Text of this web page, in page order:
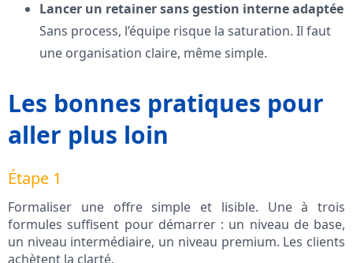
Lancer un retainer sans gestion interne adaptée
Sans process, l’équipe risque la saturation. Il faut
une organisation claire, même simple.
Les bonnes pratiques pour
aller plus loin
Étape 1
Formaliser une offre simple et lisible. Une à trois
formules suffisent pour démarrer : un niveau de base,
un niveau intermédiaire, un niveau premium. Les clients
achètent la clarté.